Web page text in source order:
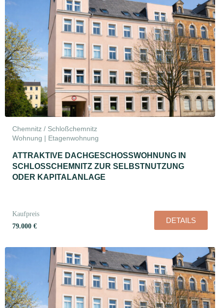
Chemnitz / Schloßchemnitz
Wohnung | Etagenwohnung
ATTRAKTIVE DACHGESCHOSSWOHNUNG IN
SCHLOSSCHEMNITZ ZUR SELBSTNUTZUNG O
DER KAPITALANLAGE
Kaufpreis
79.000 €
DETAILS